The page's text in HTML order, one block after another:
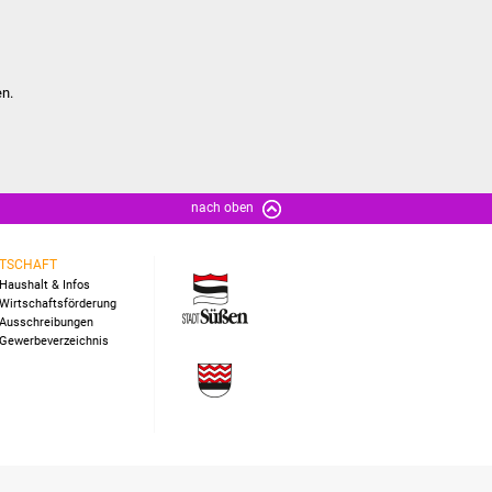
nach oben
Haushalt & Infos
Wirtschaftsförderung
Ausschreibungen
Gewerbeverzeichnis